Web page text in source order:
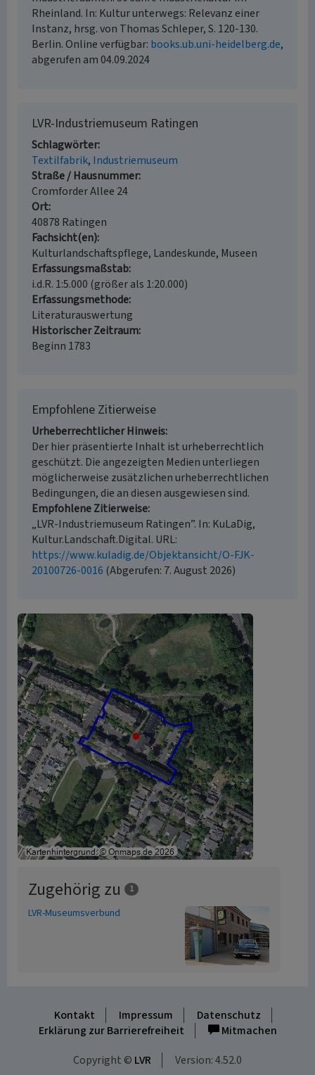
Rheinland. In: Kultur unterwegs: Relevanz einer
Instanz, hrsg. von Thomas Schleper, S. 120-130.
Berlin. Online verfügbar: books.ub.uni-heidelberg.de,
abgerufen am 04.09.2024
LVR-Industriemuseum Ratingen
Schlagwörter
Textilfabrik Industriemuseum
Straße / Hausnummer
Cromforder Allee 24
Ort
40878 Ratingen
Fachsicht(en)
Kulturlandschaftspflege, Landeskunde, Museen
Erfassungsmaßstab
i.d.R. 1:5.000 (größer als 1:20.000)
Erfassungsmethode
Literaturauswertung
Historischer Zeitraum
Beginn 1783
Empfohlene Zitierweise
Urheberrechtlicher Hinweis
Der hier präsentierte Inhalt ist urheberrechtlich
geschützt. Die angezeigten Medien unterliegen
möglicherweise zusätzlichen urheberrechtlichen
Bedingungen, die an diesen ausgewiesen sind.
Empfohlene Zitierweise
„LVR-Industriemuseum Ratingen”. In: KuLaDig,
Kultur.Landschaft.Digital. URL:
https://www.kuladig.de/Objektansicht/O-FJK-
20100726-0016 (Abgerufen: 7. August 2026)
Zugehörig zu 1
LVR-Museumsverbund
Kontakt Impressum
Datenschutz
Erklärung zur Barrierefreiheit
Mitmachen
Copyright © LVR Version: 4.52.0